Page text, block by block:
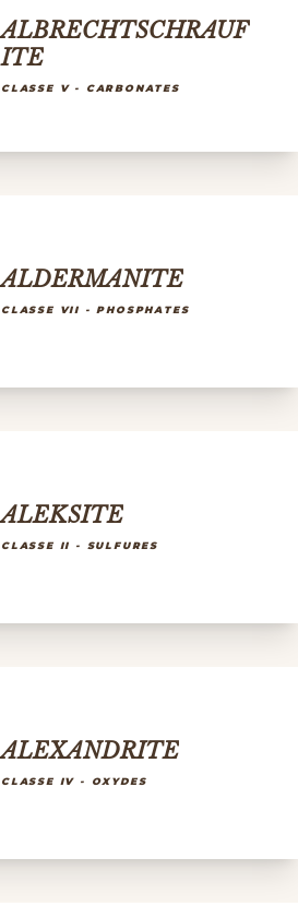
ALBRECHTSCHRAUF
ITE
CLASSE V - CARBONATES
ALDERMANITE
CLASSE VII - PHOSPHATES
ALEKSITE
CLASSE II - SULFURES
ALEXANDRITE
CLASSE IV - OXYDES